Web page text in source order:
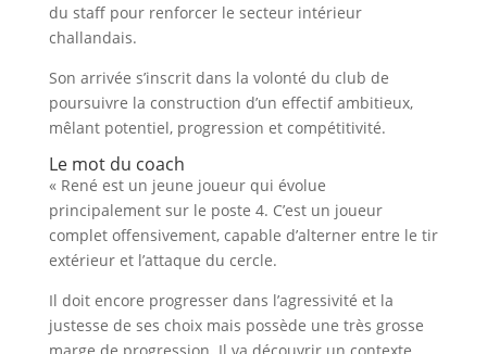
du staff pour renforcer le secteur intérieur
challandais.
Son arrivée s’inscrit dans la volonté du club de
poursuivre la construction d’un effectif ambitieux,
mêlant potentiel, progression et compétitivité.
Le mot du coach
« René est un jeune joueur qui évolue
principalement sur le poste 4. C’est un joueur
complet offensivement, capable d’alterner entre le tir
extérieur et l’attaque du cercle.
Il doit encore progresser dans l’agressivité et la
justesse de ses choix mais possède une très grosse